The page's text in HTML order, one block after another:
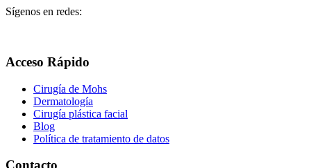
Sígenos en redes:
Acceso Rápido
Cirugía de Mohs
Dermatología
Cirugía plástica facial
Blog
Política de tratamiento de datos